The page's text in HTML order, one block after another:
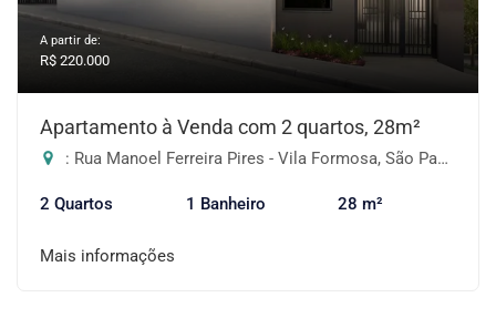
A partir de:
R$ 220.000
Apartamento à Venda com 2 quartos, 28m²
: Rua Manoel Ferreira Pires - Vila Formosa, São Paulo-SP
2 Quartos 1 Banheiro 28 m²
Mais informações